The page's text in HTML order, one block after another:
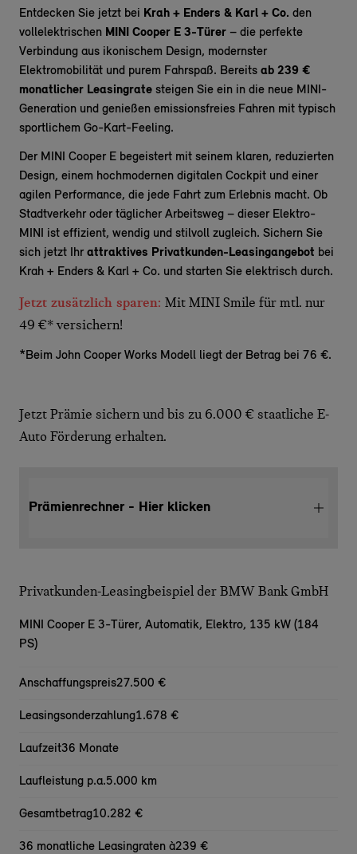
Entdecken Sie jetzt bei Krah + Enders & Karl + Co. den
vollelektrischen MINI Cooper E 3-Türer – die perfekte
Verbindung aus ikonischem Design, modernster
Elektromobilität und purem Fahrspaß. Bereits ab 239 €
monatlicher Leasingrate steigen Sie ein in die neue MINI-
Generation und genießen emissionsfreies Fahren mit typisch
sportlichem Go-Kart-Feeling.
Der MINI Cooper E begeistert mit seinem klaren, reduzierten
Design, einem hochmodernen digitalen Cockpit und einer
agilen Performance, die jede Fahrt zum Erlebnis macht. Ob
Stadtverkehr oder täglicher Arbeitsweg – dieser Elektro-
MINI ist effizient, wendig und stilvoll zugleich. Sichern Sie
sich jetzt Ihr attraktives Privatkunden-Leasingangebot bei
Krah + Enders & Karl + Co. und starten Sie elektrisch durch.
Jetzt zusätzlich sparen: Mit MINI Smile für mtl. nur
49 €* versichern!
*Beim John Cooper Works Modell liegt der Betrag bei 76 €.
Jetzt Prämie sichern und bis zu 6.000 € staatliche E-
Auto Förderung erhalten.
Prämienrechner - Hier klicken
Privatkunden-Leasingbeispiel der BMW Bank GmbH
MINI Cooper E 3-Türer, Automatik, Elektro, 135 kW (184
PS)
Anschaffungspreis27.500 €
Leasingsonderzahlung1.678 €
Laufzeit36 Monate
Laufleistung p.a.5.000 km
Gesamtbetrag10.282 €
36 monatliche Leasingraten à239 €